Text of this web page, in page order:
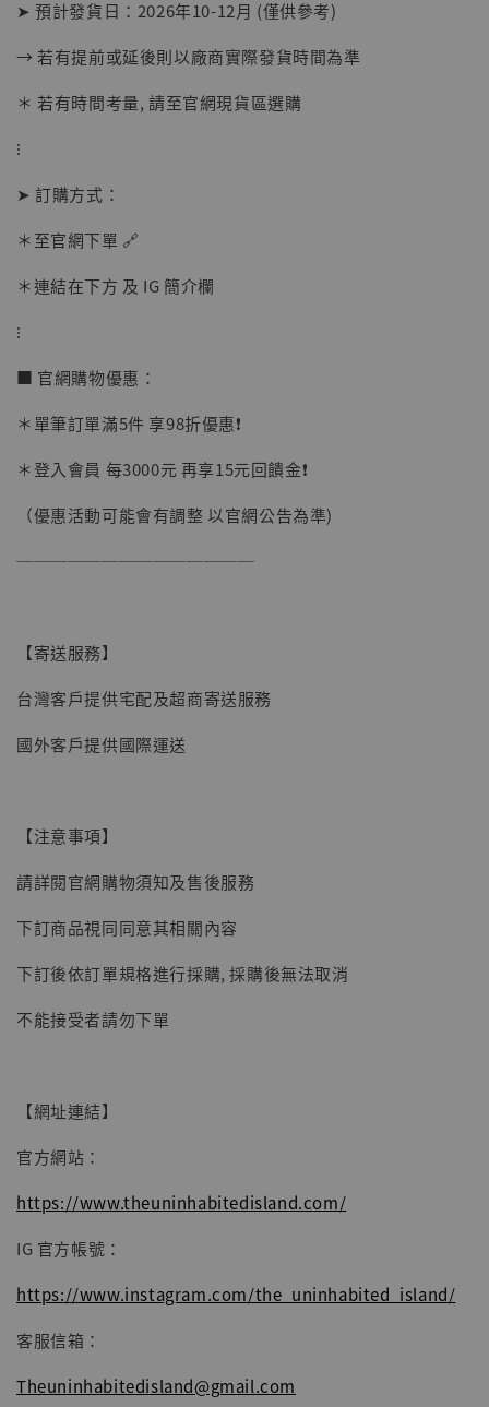
【店內現貨】海賊王 系列蒐藏雕像 布魯克達
加購優惠【讓子彈飛 鵝城縣長 張麻子 [BK01]】
【現貨】BJSTUDIO 1/6系列可動蒐藏人偶 讓
NT$ 4,980
➤ 預計發貨日：2026年10-12月 (僅供參考)
→ 若有提前或延後則以廠商實際發貨時間為準
＊ 若有時間考量, 請至官網現貨區選購
⁝
➤ 訂購方式：
＊至官網下單 🔗
＊連結在下方 及 IG 簡介欄
⁝
■ 官網購物優惠：
＊單筆訂單滿5件 享98折優惠❗️
＊登入會員 每3000元 再享15元回饋金❗️
（優惠活動可能會有調整 以官網公告為準)
──────────────
【寄送服務】
台灣客戶提供宅配及超商寄送服務
國外客戶提供國際運送
【注意事項】
請詳閱官網購物須知及售後服務
下訂商品視同同意其相關內容
下訂後依訂單規格進行採購, 採購後無法取消
不能接受者請勿下單
【網址連結】
官方網站：
https://www.theuninhabitedisland.com/
IG 官方帳號：
https://www.instagram.com/the_uninhabited_island/
客服信箱：
Theuninhabitedisland@gmail.com